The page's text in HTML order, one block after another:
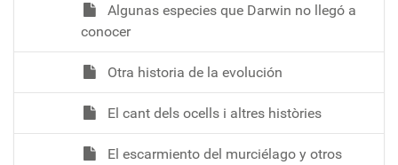
Algunas especies que Darwin no llegó a
conocer
Otra historia de la evolución
El cant dels ocells i altres històries
El escarmiento del murciélago y otros